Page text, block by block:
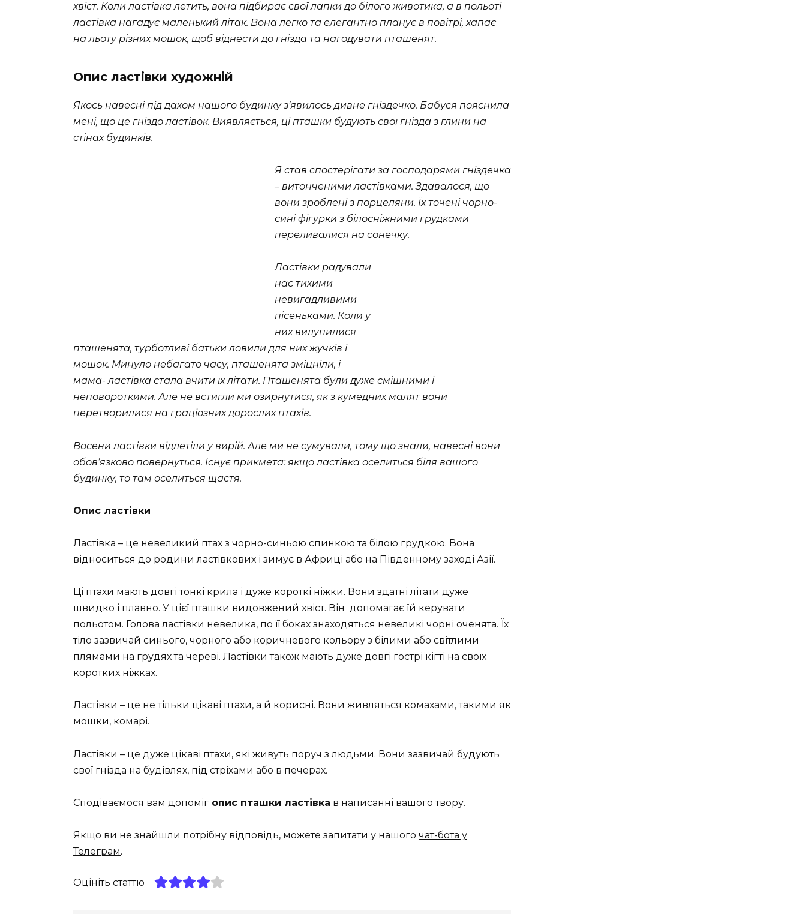
хвіст. Коли ластівка летить, вона підбирає свої лапки до білого животика, а в польоті
ластівка нагадує маленький літак. Вона легко та елегантно планує в повітрі, хапає
на льоту різних мошок, щоб віднести до гнізда та нагодувати пташенят.
Опис ластівки художній
Якось навесні під дахом нашого будинку з’явилось дивне гніздечко. Бабуся пояснила
мені, що це гніздо ластівок. Виявляється, ці пташки будують свої гнізда з глини на
стінах будинків.
Я став спостерігати за господарями гніздечка
– витонченими ластівками. Здавалося, що
вони зроблені з порцеляни. Їх точені чорно-
сині фігурки з білосніжними грудками
переливалися на сонечку.
Ластівки радували
нас тихими
невигадливими
пісеньками. Коли у
них вилупилися
пташенята, турботливі батьки ловили для них жучків і
мошок. Минуло небагато часу, пташенята зміцніли, і
мама- ластівка стала вчити їх літати. Пташенята були дуже смішними і
неповороткими. Але не встигли ми озирнутися, як з кумедних малят вони
перетворилися на граціозних дорослих птахів.
Восени ластівки відлетіли у вирій. Але ми не сумували, тому що знали, навесні вони
обов’язково повернуться. Існує прикмета: якщо ластівка оселиться біля вашого
будинку, то там оселиться щастя.
Опис ластівки
Ластівка – це невеликий птах з чорно-синьою спинкою та білою грудкою. Вона
відноситься до родини ластівкових і зимує в Африці або на Південному заході Азії.
Ці птахи мають довгі тонкі крила і дуже короткі ніжки. Вони здатні літати дуже
швидко і плавно. У цієї пташки видовжений хвіст. Він допомагає їй керувати
польотом. Голова ластівки невелика, по її боках знаходяться невеликі чорні оченята. Їх
тіло зазвичай синього, чорного або коричневого кольору з білими або світлими
плямами на грудях та череві. Ластівки також мають дуже довгі гострі кігті на своїх
коротких ніжках.
Ластівки – це не тільки цікаві птахи, а й корисні. Вони живляться комахами, такими як
мошки, комарі.
Ластівки – це дуже цікаві птахи, які живуть поруч з людьми. Вони зазвичай будують
свої гнізда на будівлях, під стріхами або в печерах.
Сподіваємося вам допоміг опис пташки ластівка в написанні вашого твору.
Якщо ви не знайшли потрібну відповідь, можете запитати у нашого чат-бота у
Телеграм.
Оцініть статтю